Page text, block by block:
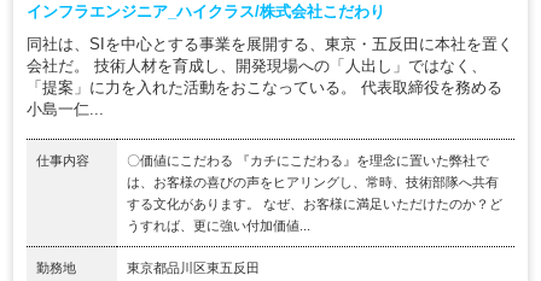
インフラエンジニア_ハイクラス/株式会社こだわり
同社は、SIを中心とする事業を展開する、東京・五反田に本社を置く
会社だ。 技術人材を育成し、開発現場への「人出し」ではなく、
「提案」に力を入れた活動をおこなっている。 代表取締役を務める
小島一仁...
仕事内容
〇価値にこだわる 『カチにこだわる』を理念に置いた弊社で
は、お客様の喜びの声をヒアリングし、常時、技術部隊へ共有
する文化があります。 なぜ、お客様に満足いただけたのか？ど
うすれば、更に強い付加価値...
勤務地 東京都品川区東五反田